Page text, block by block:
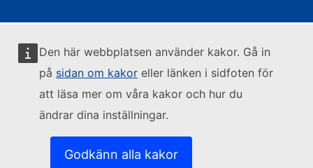
Den här webbplatsen använder kakor. Gå in
på sidan om kakor eller länken i sidfoten för
att läsa mer om våra kakor och hur du
ändrar dina inställningar.
Godkänn alla kakor